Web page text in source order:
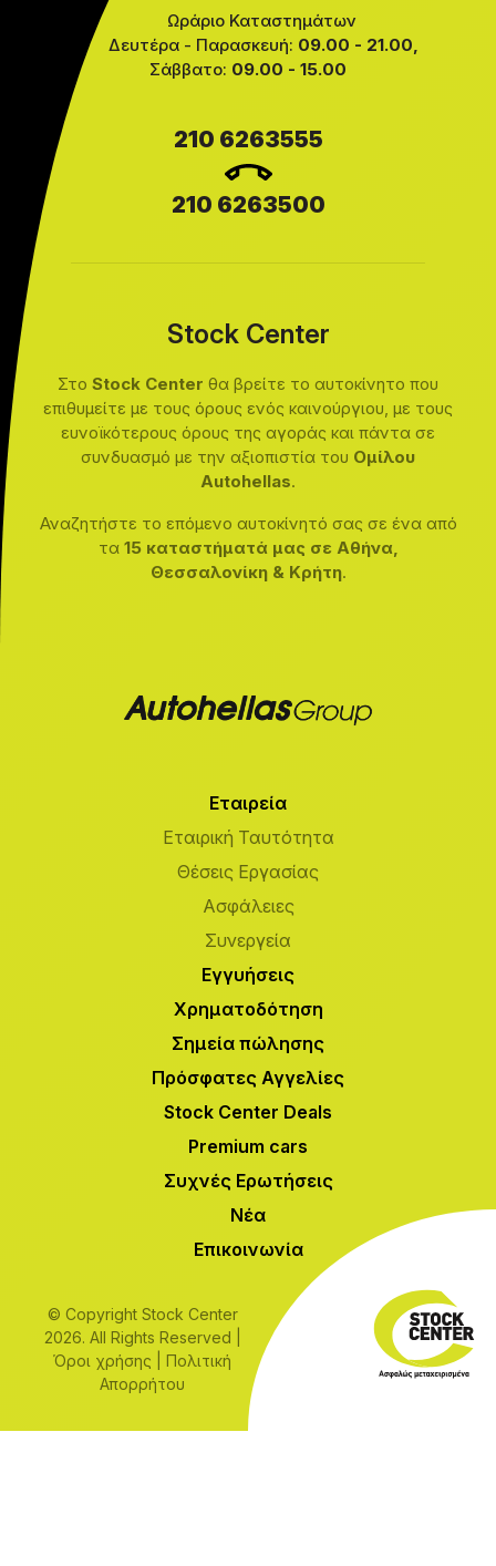
Ωράριο Καταστημάτων
Δευτέρα - Παρασκευή: 09.00 - 21.00,
Σάββατο: 09.00 - 15.00
210 6263555
210 6263500
Stock Center
Στο Stock Center θα βρείτε το αυτοκίνητο που
επιθυμείτε με τους όρους ενός καινούργιου, με τους
ευνοϊκότερους όρους της αγοράς και πάντα σε
συνδυασμό με την αξιοπιστία του Ομίλου
Autohellas.
Αναζητήστε το επόμενο αυτοκίνητό σας σε ένα από
τα 15 καταστήματά μας σε Αθήνα,
Θεσσαλονίκη & Κρήτη.
Εταιρεία
Εταιρική Ταυτότητα
Θέσεις Εργασίας
Ασφάλειες
Συνεργεία
Εγγυήσεις
Χρηματοδότηση
Σημεία πώλησης
Πρόσφατες Αγγελίες
Stock Center Deals
Premium cars
Συχνές Ερωτήσεις
Νέα
Επικοινωνία
© Copyright Stock Center
2026. All Rights Reserved |
Όροι χρήσης |Πολιτική
Απορρήτου